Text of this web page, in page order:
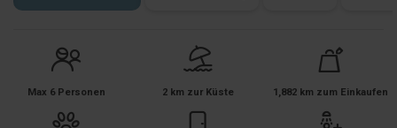
Max 6 Personen 2 km zur Küste 1,882 km zum Einkaufen